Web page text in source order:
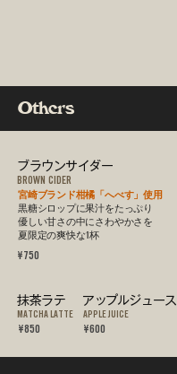
Others
ブラウンサイダー
BROWN CIDER
宮崎ブランド柑橘「へべす」使用
黒糖シロップに果汁をたっぷり
​優しい甘さの中にさわやかさを
夏限定の爽快な1杯
¥750
抹茶ラテ アップルジュース
MATCHA LATTE APPLE JUICE
¥850 ¥600